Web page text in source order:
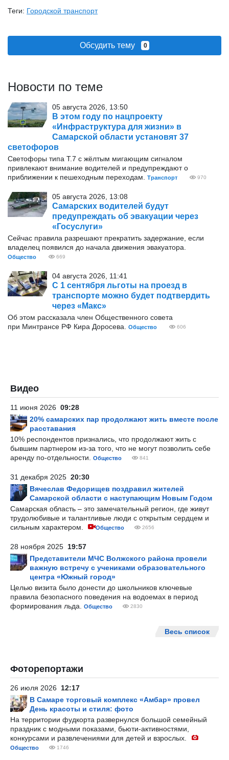
Теги: Городской транспорт
Обсудить тему 0
Новости по теме
05 августа 2026, 13:50
В этом году по нацпроекту
«Инфраструктура для жизни» в
Самарской области установят 37
светофоров
Светофоры типа Т.7 с жёлтым мигающим сигналом
привлекают внимание водителей и предупреждают о
приближении к пешеходным переходам.
Транспорт 970
05 августа 2026, 13:08
Самарских водителей будут
предупреждать об эвакуации через
«Госуслуги»
Сейчас правила разрешают прекратить задержание, если
владелец появился до начала движения эвакуатора.
Общество 669
04 августа 2026, 11:41
С 1 сентября льготы на проезд в
транспорте можно будет подтвердить
через «Макс»
Об этом рассказала член Общественного совета
при Минтрансе РФ Кира Доросева.
Общество 606
Видео
11 июня 2026 09:28
20% самарских пар продолжают жить вместе после
расставания
10% респондентов признались, что продолжают жить с
бывшим партнером из-за того, что не могут позволить себе
аренду по-отдельности.
Общество 841
31 декабря 2025 20:30
Вячеслав Федорищев поздравил жителей
Самарской области с наступающим Новым Годом
Самарская область – это замечательный регион, где живут
трудолюбивые и талантливые люди с открытым сердцем и
сильным характером.
Общество 2656
28 ноября 2025 19:57
Представители МЧС Волжского района провели
важную встречу с учениками образовательного
центра «Южный город»
Целью визита было донести до школьников ключевые
правила безопасного поведения на водоемах в период
формирования льда.
Общество 2830
Весь список
Фоторепортажи
26 июля 2026 12:17
В Самаре торговый комплекс «Амбар» провел
День красоты и стиля: фото
На территории фудкорта развернулся большой семейный
праздник с модными показами, бьюти-активностями,
конкурсами и развлечениями для детей и взрослых.
Общество 1746